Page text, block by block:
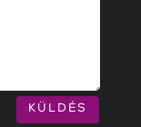
KÜLDÉS